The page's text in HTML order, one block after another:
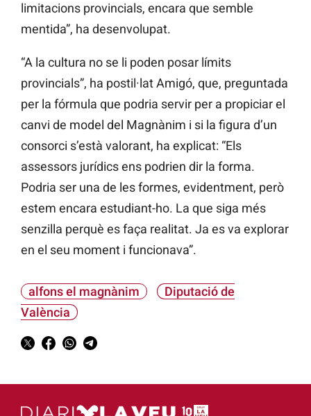
limitacions provincials, encara que semble
mentida”, ha desenvolupat.
“A la cultura no se li poden posar límits
provincials”, ha postil·lat Amigó, que, preguntada
per la fórmula que podria servir per a propiciar el
canvi de model del Magnànim i si la figura d’un
consorci s’està valorant, ha explicat: “Els
assessors jurídics ens podrien dir la forma.
Podria ser una de les formes, evidentment, però
estem encara estudiant-ho. La que siga més
senzilla perquè es faça realitat. Ja es va explorar
en el seu moment i funcionava”.
alfons el magnànim
Diputació de
València